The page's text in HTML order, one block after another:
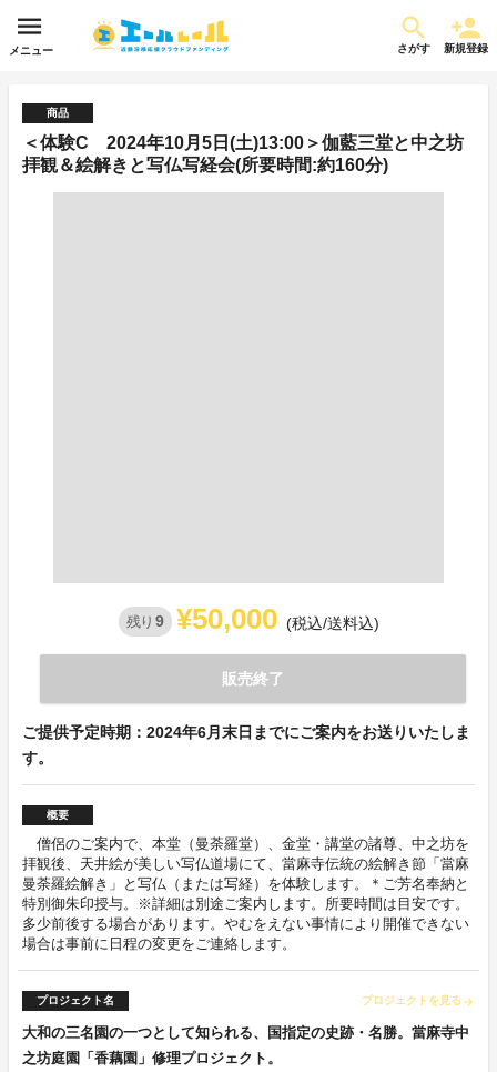
メニュー さがす 新規登録
商品
＜体験C 2024年10月5日(土)13:00＞伽藍三堂と中之坊
拝観＆絵解きと写仏写経会(所要時間:約160分)
残り 9 ¥50,000 (税込/送料込)
販売終了
ご提供予定時期：2024年6月末日までにご案内をお送りいたしま
す。
概要
僧侶のご案内で、本堂（曼荼羅堂）、金堂・講堂の諸尊、中之坊を
拝観後、天井絵が美しい写仏道場にて、當麻寺伝統の絵解き節「當麻
曼荼羅絵解き」と写仏（または写経）を体験します。＊ご芳名奉納と
特別御朱印授与。※詳細は別途ご案内します。所要時間は目安です。
多少前後する場合があります。やむをえない事情により開催できない
場合は事前に日程の変更をご連絡します。
プロジェクト名 プロジェクトを見る arrow_forward
大和の三名園の一つとして知られる、国指定の史跡・名勝。當麻寺中
之坊庭園「香藕園」修理プロジェクト。